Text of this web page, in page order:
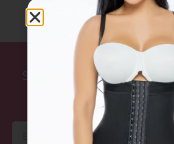
SUSCRÍBITE A NUESTRO
RECIBE 15% DE
PRIMERA COMPRA